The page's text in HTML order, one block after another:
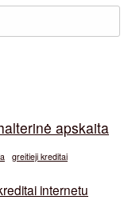
apskaita
greitieji kreditai
internetu